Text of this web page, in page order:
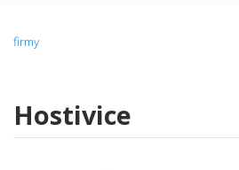
firmy
Hostivice